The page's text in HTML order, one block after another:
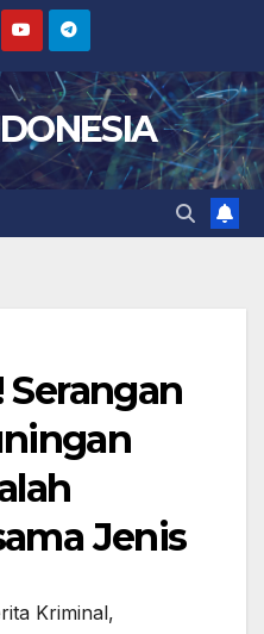
Jenis
Kriminal,